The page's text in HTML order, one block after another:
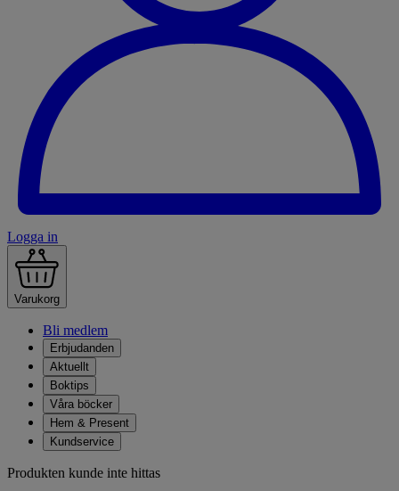
Logga in
Varukorg
Bli medlem
Erbjudanden
Aktuellt
Boktips
Våra böcker
Hem & Present
Kundservice
Produkten kunde inte hittas